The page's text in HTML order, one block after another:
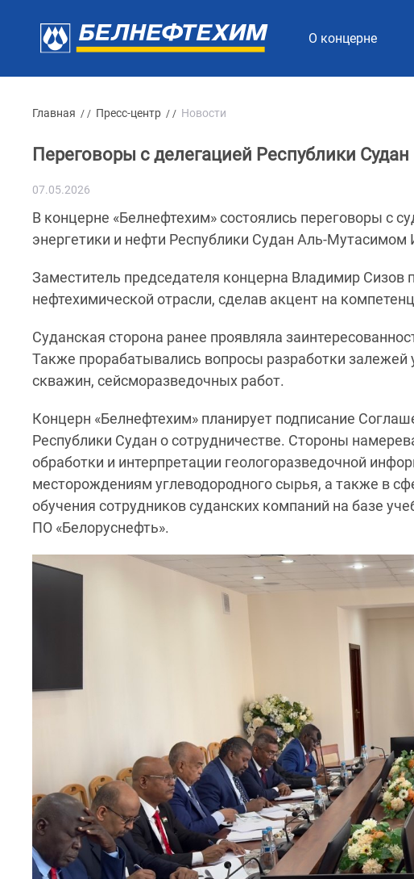
О концерне
Главная / / Пресс-центр / / Новости
Переговоры с делегацией Республики Судан
07.05.2026
В концерне «Белнефтехим» состоялись переговоры с
энергетики и нефти Республики Судан Аль-
Заместитель председателя концерна Владимир Сизов
нефтехимической отрасли, сделав акцент на
Суданская сторона ранее проявляла
Также прорабатывались вопросы разработки
скважин, сейсморазведочных работ.
Концерн «Белнефтехим» планирует подписание
Республики Судан о сотрудничестве. Стороны
обработки и интерпретации геологоразведочной
месторождениям углеводородного сырья, а также в
обучения сотрудников суданских компаний на базе
ПО «Белоруснефть».